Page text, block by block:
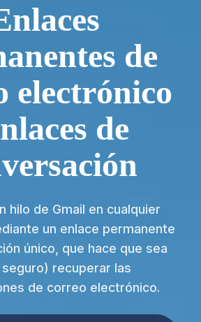
de
electrónico
de
hilo de Gmail en cualquier
un enlace permanente
único, que hace que sea
recuperar las
de correo electrónico.